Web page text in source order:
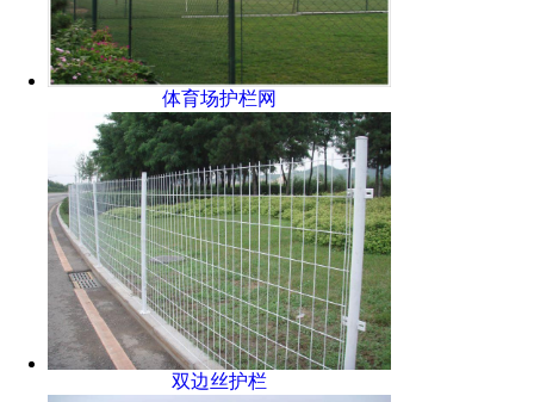
体育场护栏网
双边丝护栏